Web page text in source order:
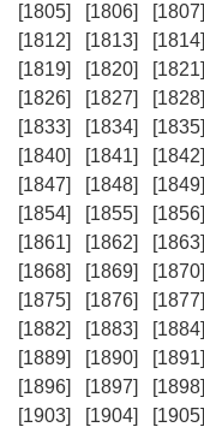
[1805]
[1806] [1807]
[1812]
[1813] [1814]
[1819]
[1820] [1821]
[1826]
[1827] [1828]
[1833]
[1834] [1835]
[1840]
[1841] [1842]
[1847]
[1848] [1849]
[1854]
[1855] [1856]
[1861]
[1862] [1863]
[1868]
[1869] [1870]
[1875]
[1876] [1877]
[1882]
[1883] [1884]
[1889]
[1890] [1891]
[1896]
[1897] [1898]
[1903]
[1904] [1905]